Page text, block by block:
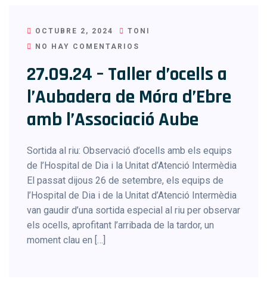
OCTUBRE 2, 2024
TONI
NO HAY COMENTARIOS
27.09.24 – Taller d’ocells a
l’Aubadera de Móra d’Ebre
amb l’Associació Aube
Sortida al riu: Observació d’ocells amb els equips
de l’Hospital de Dia i la Unitat d’Atenció Intermèdia
El passat dijous 26 de setembre, els equips de
l’Hospital de Dia i de la Unitat d’Atenció Intermèdia
van gaudir d’una sortida especial al riu per observar
els ocells, aprofitant l’arribada de la tardor, un
moment clau en […]